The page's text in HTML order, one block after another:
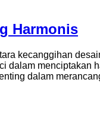
Harmonis
kecanggihan
dalam menciptakan
dalam